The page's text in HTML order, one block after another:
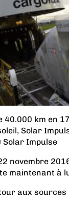
km en
Solar
Impulse
novembre
maintenant à
aux